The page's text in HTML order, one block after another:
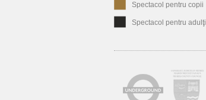
Spectacol pentru copii
Spectacol pentru adulţi